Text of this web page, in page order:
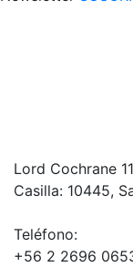
Lord Cochrane
Casilla: 10445,
Teléfono:
+56 2 2696